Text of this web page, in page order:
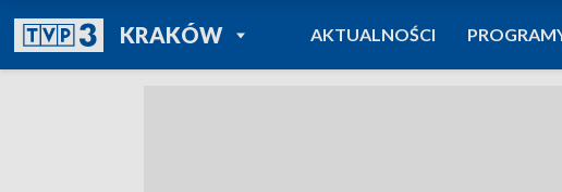
KRAKÓWPOWRÓT DO
TVP REGIONY
AKTUALNOŚCI